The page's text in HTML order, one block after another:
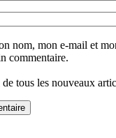
nom, mon e-mail et
commentaire.
tous les nouveaux